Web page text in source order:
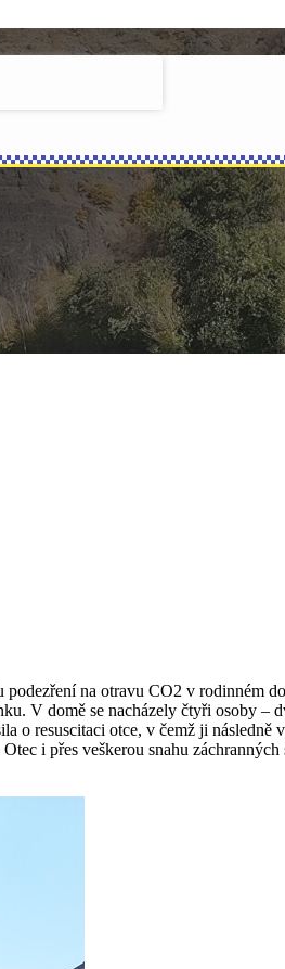
na otravu CO2 v rodinném
V domě se nacházely čtyři osoby
resuscitaci otce, v čemž ji
i přes veškerou snahu